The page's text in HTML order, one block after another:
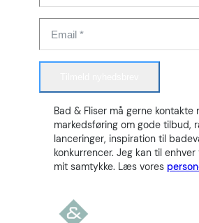
Bad & Fliser må gerne kontakte
markedsføring om gode tilbud,
lanceringer, inspiration til
konkurrencer. Jeg kan til
mit samtykke. Læs vores